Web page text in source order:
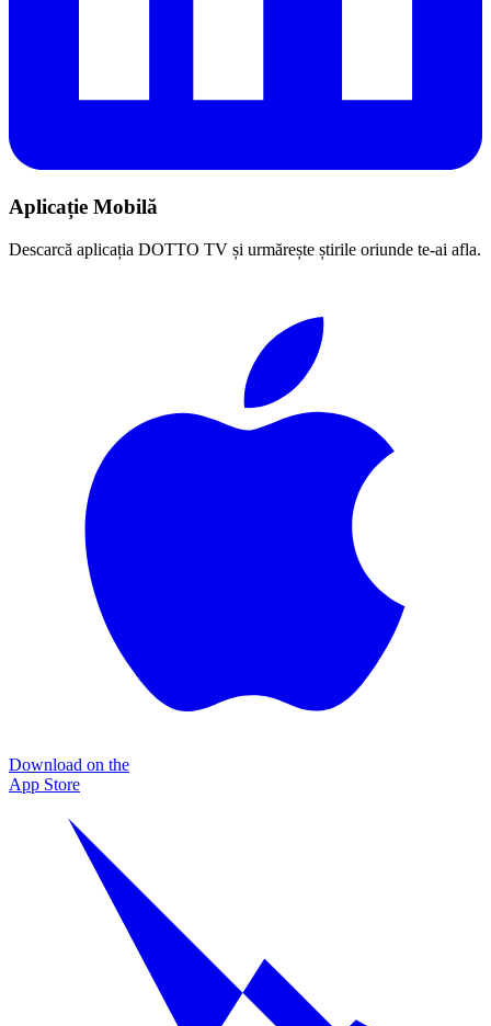
Aplicație Mobilă
Descarcă aplicația DOTTO TV și urmărește știrile oriunde te-ai afla.
Download on the
App Store